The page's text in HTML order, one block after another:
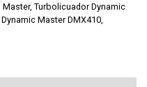
Master, Turbolicuador Dynamic
Master DMX410,